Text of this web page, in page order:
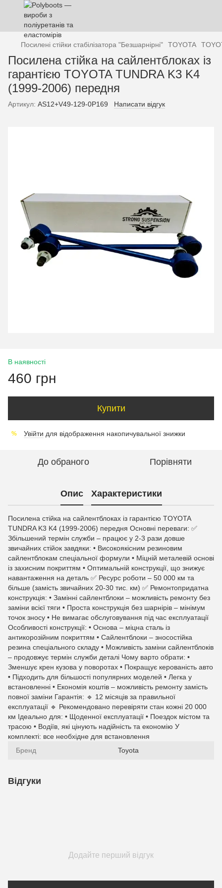
Посилені стійки стабілізатора "Безшарнірні" TOYOTA
Посилена стійка на сайлентблоках із
гарантією TOYOTA TUNDRA K3 K4
(1999-2006) передня
Артикул: AS12+V49-129-0P169 Написати відгук
В наявності
460 грн
Купити
% Увійти для відображення накопичувальної знижки
До обраного Порівняти
Опис Характеристики
Посилена стійка на сайлентблоках із гарантією TOYOTA
TUNDRA K3 K4 (1999-2006) передня Основні переваги: ✅
Збільшений термін служби – працює у 2-3 рази довше
звичайних стійок завдяки: • Високоякісним резиновим
сайлентблокам спеціальної формули • Міцній металевій основі
із захисним покриттям • Оптимальній конструкції, що знижує
навантаження на деталь ✅ Ресурс роботи – 50 000 км та
більше (замість звичайних 20-30 тис. км) ✅ Ремонтопридатна
конструкція: • Замінні сайлентблоки – можливість ремонту без
заміни всієї тяги • Проста конструкція без шарнірів – мінімум
точок зносу • Не вимагає обслуговування під час експлуатації
Особливості конструкції: • Основа – міцна сталь із
антикорозійним покриттям • Сайлентблоки – зносостійка
резина спеціального складу • Можливість заміни сайлентблоків
– продовжує термін служби деталі Чому варто обрати: •
Зменшує крен кузова у поворотах • Покращує керованість авто
• Підходить для більшості популярних моделей • Легка у
встановленні • Економія коштів – можливість ремонту замість
повної заміни Гарантія: 🔹 12 місяців за правильної
експлуатації 🔹 Рекомендовано перевіряти стан кожні 20 000
км Ідеально для: • Щоденної експлуатації • Поездок містом та
трасою • Водіїв, які цінують надійність та економію У
комплекті: все необхідне для встановлення
Бренд
Toyota
Відгуки
Додайте перший відгук